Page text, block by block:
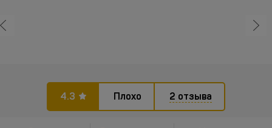
4.3 Плохо 2 отзыва